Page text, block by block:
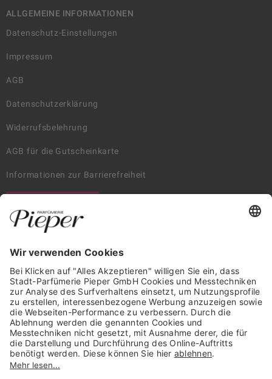
ALLGEMEINE INFORMATIONEN
Datenschutz-Einstellungen
Impressum
AGB
Datenschutzerklärung
Widerrufsbelehrung
AGB für die Gutscheinkarte
Informationen zur Barrierefreiheit
Trusted Shops Mitglied seit 2010